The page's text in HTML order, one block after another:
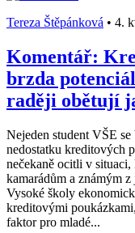
Tereza Štěpánková • 4.
Komentář:
brzda
raději obětují
Nejeden student VŠE se
nedostatku kreditových
nečekaně ocitli v
kamarádům a známým
Vysoké školy
kreditovými
faktor pro mladé...